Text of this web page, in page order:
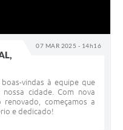
07 MAR 2025 - 14h16
vindas à equipe que
cidade. Com nova
começamos a
e dedicado!